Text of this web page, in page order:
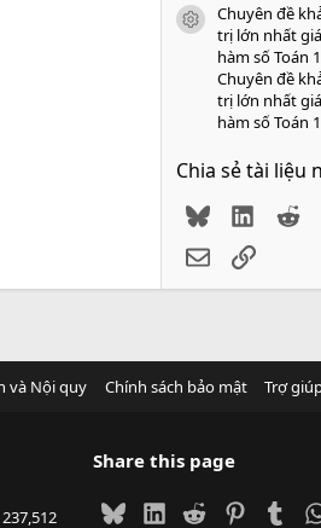
icon tài liệu
Chuyên đề
trị lớn nhất
hàm số Toán
Chuyên đề
trị lớn nhất
hàm số Toán
Chia sẻ tài liệu
Bluesky
EmailLink
và Nội quy Chính sách bảo mật Trợ
237,512
Share this page
BlueskyLinkedIn
Reddit Pinterest